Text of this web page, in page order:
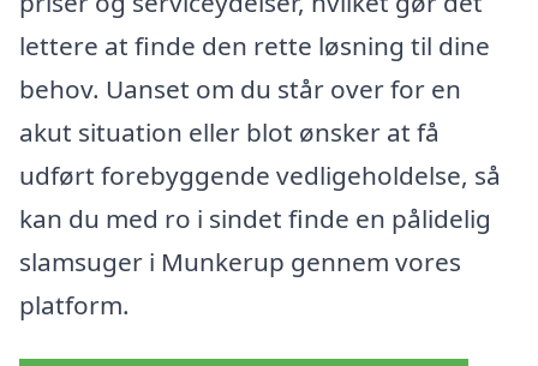
lettere at finde den rette løsning til dine
behov. Uanset om du står over for en
akut situation eller blot ønsker at få
udført forebyggende vedligeholdelse, så
kan du med ro i sindet finde en pålidelig
slamsuger i Munkerup gennem vores
platform.